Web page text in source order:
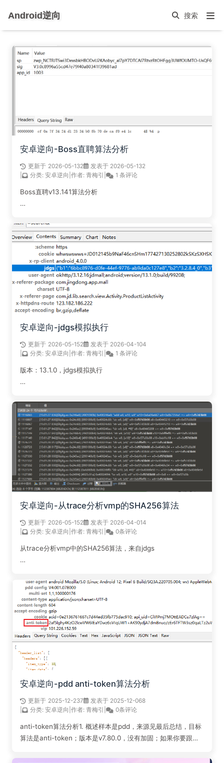
Android逆向
安卓逆向-Boss直聘算法分析
发表于 2026-05-132
更新于 2026-05-132
分类: 安卓逆向 作者: 青梅引 1 条评论
Boss直聘v13.141算法分析
安卓逆向-jdgs模拟执行
发表于 2026-04-104
更新于 2026-05-152
分类: 安卓逆向 作者: 青梅引 1 条评论
版本：13.1.0，jdgs模拟执行
安卓逆向-从trace分析vmp的SHA256算法
发表于 2026-04-014
更新于 2026-05-152
分类: 安卓逆向 作者: 青梅引 0条评论
从trace分析vmp中的SHA256算法，来自jdgs
安卓逆向-pdd anti-token算法分析
发表于 2025-12-068
更新于 2025-12-237
分类: 安卓逆向 作者: 青梅引 0条评论
anti-token算法分析1. 概述样本是pdd，来源见最后总结，目标
算法是anti-token；版本是v7.80.0，没有加固；如果你要跟着